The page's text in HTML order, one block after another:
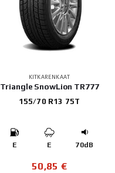
KITKARENKAAT
Triangle SnowLion TR777
155/70 R13 75T
E E 70dB
50,85 €